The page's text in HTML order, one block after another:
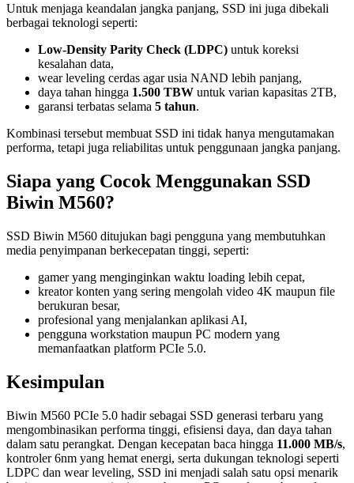
Untuk menjaga keandalan jangka panjang, SSD ini juga dibekali
berbagai teknologi seperti:
Low-Density Parity Check (LDPC) untuk koreksi
kesalahan data,
wear leveling cerdas agar usia NAND lebih panjang,
daya tahan hingga 1.500 TBW untuk varian kapasitas 2TB,
garansi terbatas selama 5 tahun.
Kombinasi tersebut membuat SSD ini tidak hanya mengutamakan
performa, tetapi juga reliabilitas untuk penggunaan jangka panjang.
Siapa yang Cocok Menggunakan SSD
Biwin M560?
SSD Biwin M560 ditujukan bagi pengguna yang membutuhkan
media penyimpanan berkecepatan tinggi, seperti:
gamer yang menginginkan waktu loading lebih cepat,
kreator konten yang sering mengolah video 4K maupun file
berukuran besar,
profesional yang menjalankan aplikasi AI,
pengguna workstation maupun PC modern yang
memanfaatkan platform PCIe 5.0.
Kesimpulan
Biwin M560 PCIe 5.0 hadir sebagai SSD generasi terbaru yang
mengombinasikan performa tinggi, efisiensi daya, dan daya tahan
dalam satu perangkat. Dengan kecepatan baca hingga 11.000 MB/s,
kontroler 6nm yang hemat energi, serta dukungan teknologi seperti
LDPC dan wear leveling, SSD ini menjadi salah satu opsi menarik